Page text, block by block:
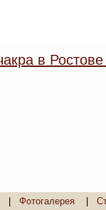
в Ростове
Фотогалерея